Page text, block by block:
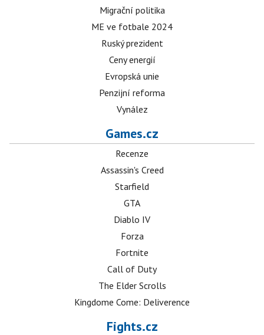
Migrační politika
ME ve fotbale 2024
Ruský prezident
Ceny energií
Evropská unie
Penzijní reforma
Vynález
Games.cz
Recenze
Assassin's Creed
Starfield
GTA
Diablo IV
Forza
Fortnite
Call of Duty
The Elder Scrolls
Kingdome Come: Deliverence
Fights.cz